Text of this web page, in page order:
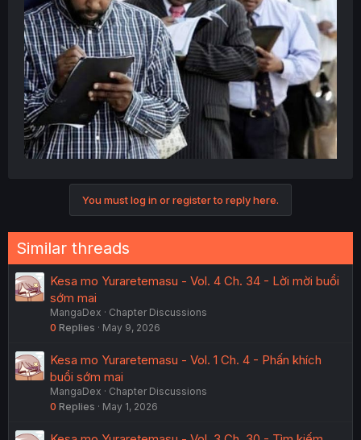
You must log in or register to reply here.
Similar threads
Kesa mo Yuraretemasu - Vol. 4 Ch. 34 - Lời mời buổi
sớm mai
MangaDex
Chapter Discussions
0 Replies May 9, 2026
Kesa mo Yuraretemasu - Vol. 1 Ch. 4 - Phấn khích
buổi sớm mai
MangaDex
Chapter Discussions
0 Replies May 1, 2026